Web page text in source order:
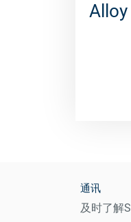
通讯
及时了解